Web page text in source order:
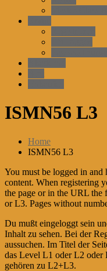
ISMN56 L3
Home
ISMN56 L3
You must be logged in
content. When registering
the page or in the URL
or L3. Pages without
Du mußt eingeloggt sein
Inhalt zu sehen. Bei der
aussuchen. Im Titel der
das Level L1 oder L2 oder
gehören zu L2+L3.